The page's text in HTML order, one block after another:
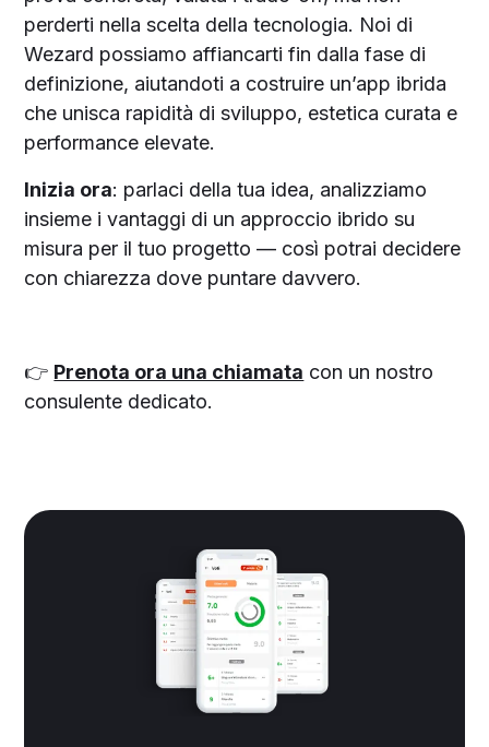
perderti nella scelta della tecnologia. Noi di
Wezard possiamo affiancarti fin dalla fase di
definizione, aiutandoti a costruire un’app ibrida
che unisca rapidità di sviluppo, estetica curata e
performance elevate.
Inizia ora: parlaci della tua idea, analizziamo
insieme i vantaggi di un approccio ibrido su
misura per il tuo progetto — così potrai decidere
con chiarezza dove puntare davvero.
👉 Prenota ora una chiamata con un nostro
consulente dedicato.